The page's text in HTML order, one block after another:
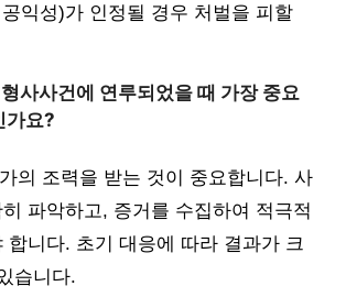
익성)가 인정될 경우 처벌을 피할
사사건에 연루되었을 때 가장 중요
가요?
의 조력을 받는 것이 중요합니다. 사
파악하고, 증거를 수집하여 적극적
합니다. 초기 대응에 따라 결과가 크
습니다.